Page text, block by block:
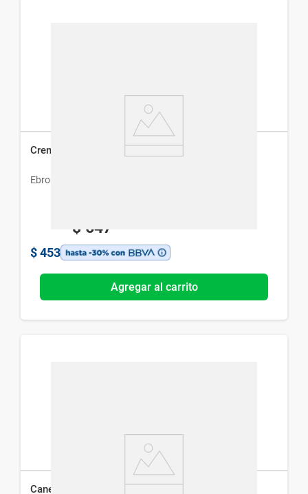
Crema Ebroderm Dexpantenol x 120 g
Ebromar
$ 647
$ 453
Agregar al carrito
Canesten Pump Spray x 40 ml